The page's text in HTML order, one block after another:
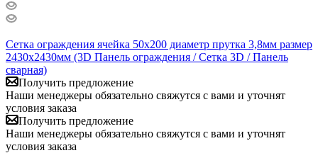
Сетка ограждения ячейка 50х200 диаметр прутка 3,8мм размер
2430x2430мм (3D Панель ограждения / Сетка 3D / Панель
сварная)
Получить предложение
Наши менеджеры обязательно свяжутся с вами и уточнят
условия заказа
Получить предложение
Наши менеджеры обязательно свяжутся с вами и уточнят
условия заказа